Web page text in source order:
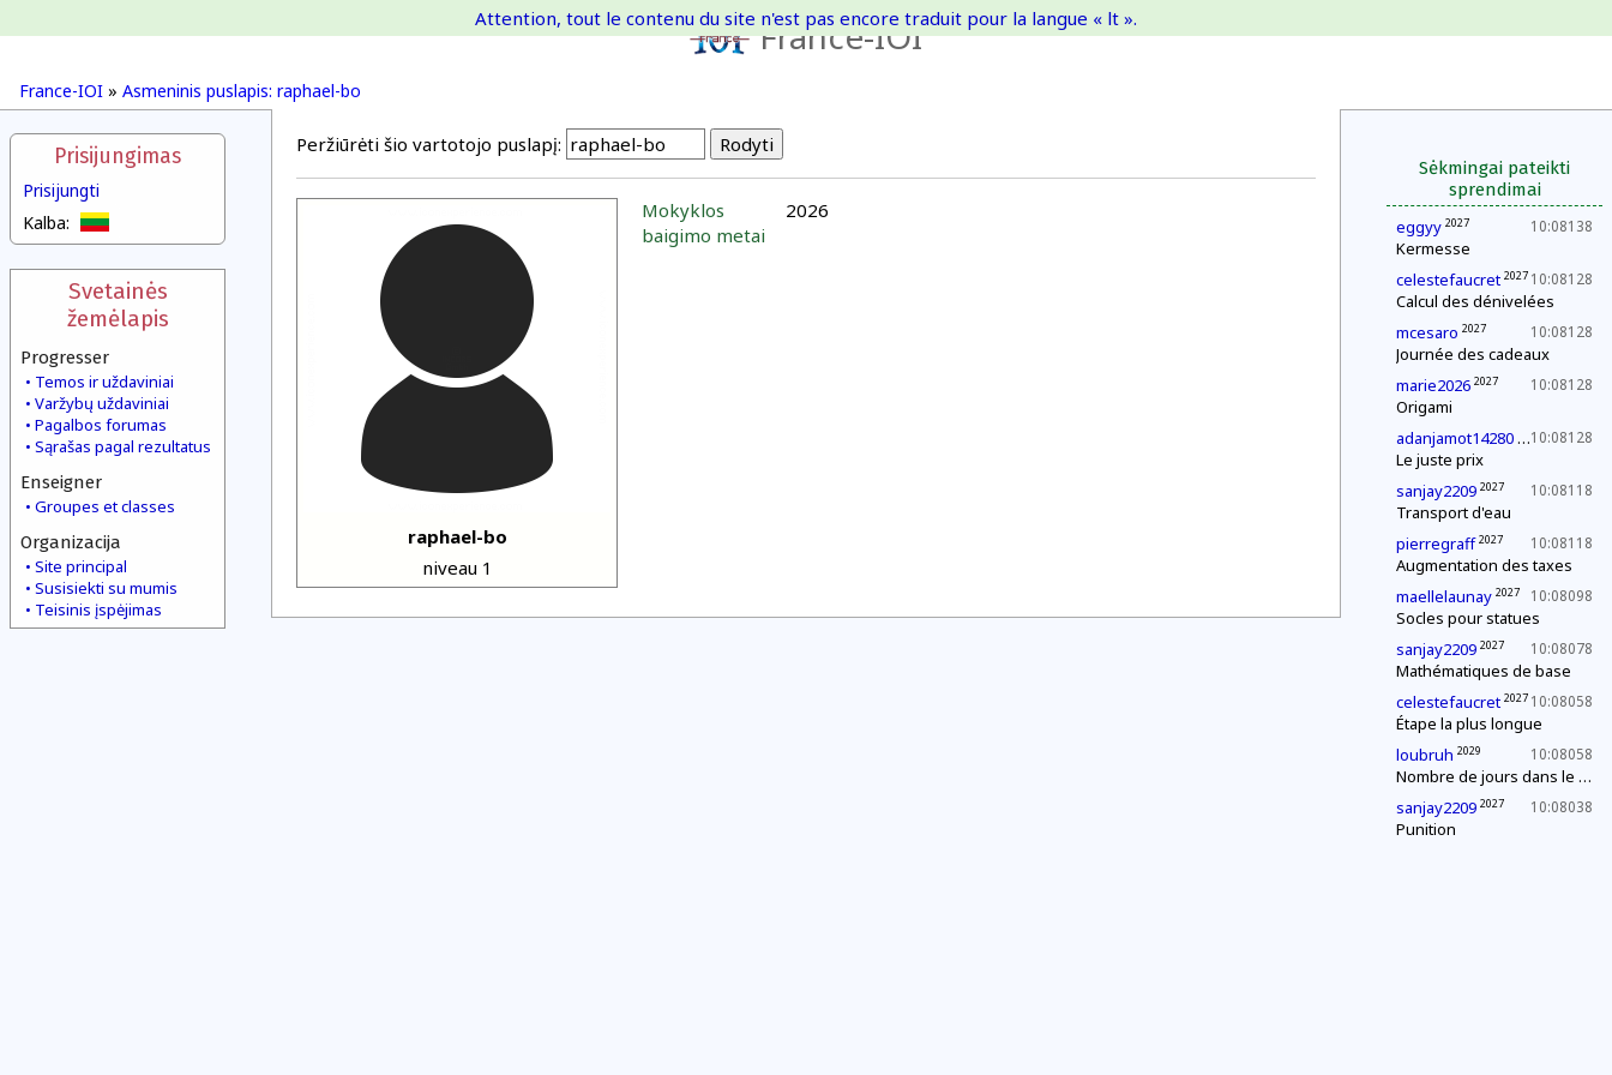
France-IOI
France-IOI » Asmeninis puslapis: raphael-bo
Attention, tout le contenu du site n'est pas encore traduit pour la langue « lt ».
Prisijungimas
Prisijungti
Kalba:
Svetainės
žemėlapis
Progresser
Temos ir uždaviniai
Varžybų uždaviniai
Pagalbos forumas
Sąrašas pagal rezultatus
Enseigner
Groupes et classes
Organizacija
Site principal
Susisiekti su mumis
Teisinis įspėjimas
Sėkmingai pateikti
sprendimai
10:08138
eggyy 2027
Kermesse
10:08128
celestefaucret 2027
Calcul des dénivelées
10:08128
mcesaro 2027
Journée des cadeaux
10:08128
marie2026 2027
Origami
10:08128
adanjamot14280 2029
Le juste prix
10:08118
sanjay2209 2027
Transport d'eau
10:08118
pierregraff 2027
Augmentation des taxes
10:08098
maellelaunay 2027
Socles pour statues
10:08078
sanjay2209 2027
Mathématiques de base
10:08058
celestefaucret 2027
Étape la plus longue
10:08058
loubruh 2029
Nombre de jours dans le mois
10:08038
sanjay2209 2027
Punition
Peržiūrėti šio vartotojo puslapį:
raphael-bo
niveau 1
Mokyklos
baigimo metai
2026